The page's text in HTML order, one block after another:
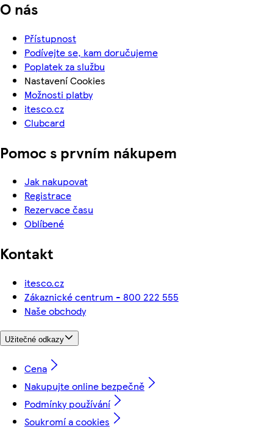
O nás
Přístupnost
Podívejte se, kam doručujeme
Poplatek za službu
Nastavení Cookies
Možnosti platby
itesco.cz
Clubcard
Pomoc s prvním nákupem
Jak nakupovat
Registrace
Rezervace času
Oblíbené
Kontakt
itesco.cz
Zákaznické centrum - 800 222 555
Naše obchody
Užitečné odkazy
Cena
Nakupujte online bezpečně
Podmínky používání
Soukromí a cookies